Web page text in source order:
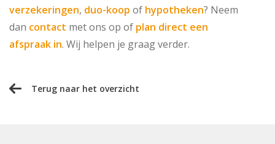
verzekeringen, duo-koop of hypotheken? Neem
dan contact met ons op of plan direct een
afspraak in. Wij helpen je graag verder.
Terug naar het overzicht